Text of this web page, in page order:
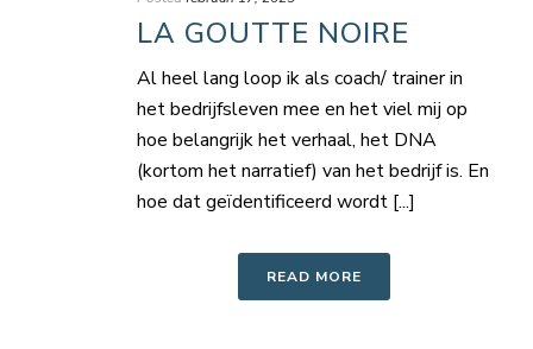
LA GOUTTE NOIRE
Al heel lang loop ik als coach/ trainer in
het bedrijfsleven mee en het viel mij op
hoe belangrijk het verhaal, het DNA
(kortom het narratief) van het bedrijf is. En
hoe dat geïdentificeerd wordt [...]
READ MORE